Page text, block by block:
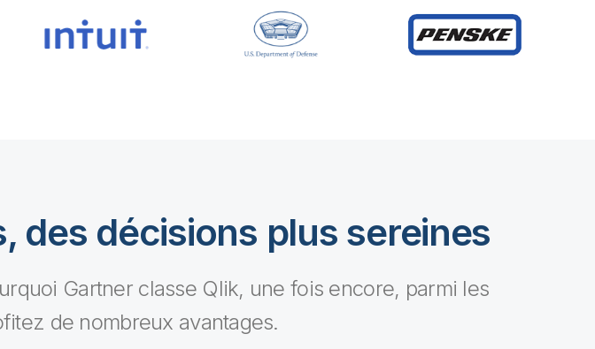
des décisions plus sereines
Gartner classe Qlik, une fois encore, parmi les
de nombreux avantages.